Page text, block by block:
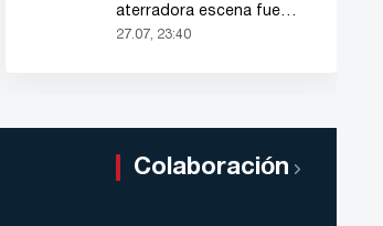
aterradora escena fue
grabada en video
27.07, 23:40
Colaboración